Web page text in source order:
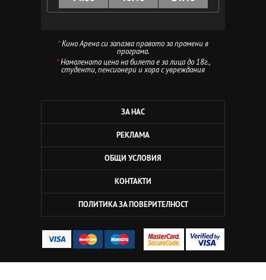
*Кино Арена си запазва правото за промени в
програма.
*Намалената цена на билета е за лица до 18г.,
студенти, пенсионери и хора с увреждания
ЗА НАС
РЕКЛАМА
ОБЩИ УСЛОВИЯ
КОНТАКТИ
ПОЛИТИКА ЗА ПОВЕРИТЕЛНОСТ